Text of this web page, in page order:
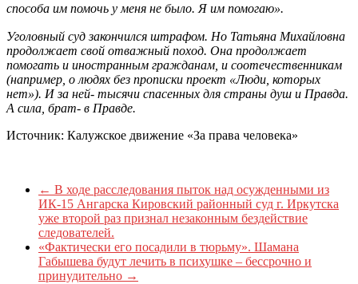
способа им помочь у меня не было. Я им помогаю».
Уголовный суд закончился штрафом. Но Татьяна Михайловна
продолжает свой отважный поход. Она продолжает
помогать и иностранным гражданам, и соотечественникам
(например, о людях без прописки проект «Люди, которых
нет»). И за ней- тысячи спасенных для страны душ и Правда.
А сила, брат- в Правде.
Источник: Калужское движение «За права человека»
← В ходе расследования пыток над осужденными из
ИК-15 Ангарска Кировский районный суд г. Иркутска
уже второй раз признал незаконным бездействие
следователей.
«Фактически его посадили в тюрьму». Шамана
Габышева будут лечить в психушке – бессрочно и
принудительно →